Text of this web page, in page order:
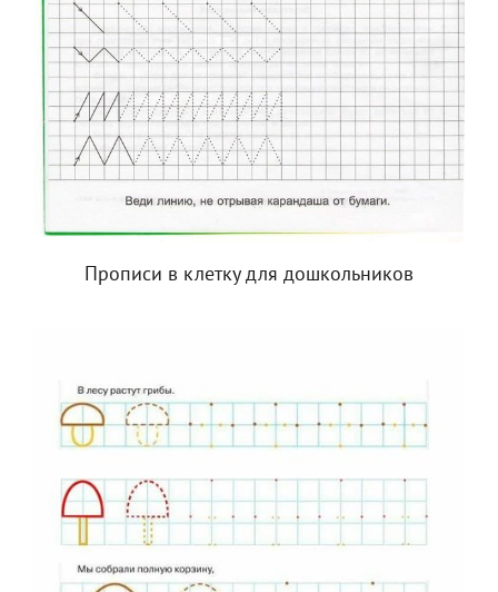
Прописи в клетку для дошкольников